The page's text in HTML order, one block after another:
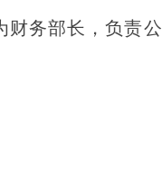
务部长，负责